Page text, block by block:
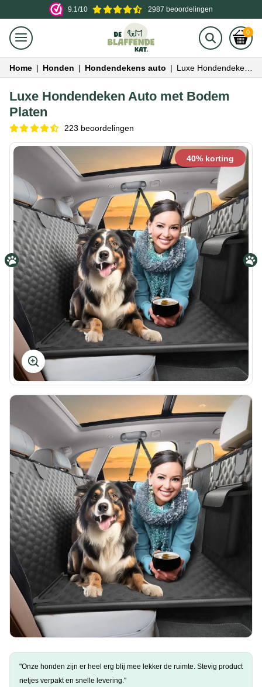
9.1/10 2987 beoordelingen
0
Home | Honden | Hondendekens auto | Luxe Hondendeken Auto met Bodem Platen
Luxe Hondendeken Auto met Bodem
Platen
223 beoordelingen
40% korting
"Onze honden zijn er heel erg blij mee lekker de ruimte. Stevig product
netjes verpakt en snelle levering."